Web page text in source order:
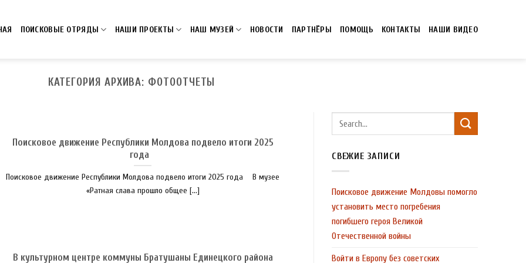
ПОИСКОВЫЕ ОТРЯДЫ НАШИ ПРОЕКТЫ НАШ МУЗЕЙ НОВОСТИ ПАРТНЁРЫ ПОМОЩЬ КОНТАКТЫ НАШИ ВИДЕО
КАТЕГОРИЯ АРХИВА: ФОТООТЧЕТЫ
Поисковое движение Республики Молдова подвело итоги 2025
года
Поисковое движение Республики Молдова подвело итоги 2025 года В музее
«Ратная слава прошло общее [...]
В культурном центре коммуны Братушаны Единецкого района
СВЕЖИЕ ЗАПИСИ
Поисковое движение Молдовы помогло
установить место погребения
погибшего героя Великой
Отечественной войны
Войти в Европу без советских